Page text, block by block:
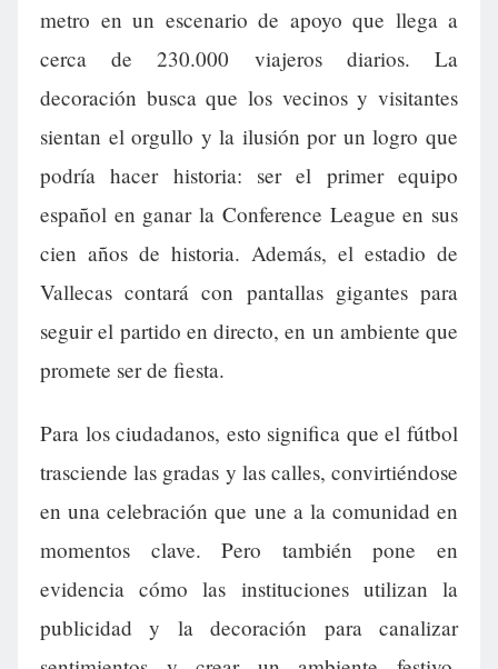
metro en un escenario de apoyo que llega a
cerca de 230.000 viajeros diarios. La
decoración busca que los vecinos y visitantes
sientan el orgullo y la ilusión por un logro que
podría hacer historia: ser el primer equipo
español en ganar la Conference League en sus
cien años de historia. Además, el estadio de
Vallecas contará con pantallas gigantes para
seguir el partido en directo, en un ambiente que
promete ser de fiesta.
Para los ciudadanos, esto significa que el fútbol
trasciende las gradas y las calles, convirtiéndose
en una celebración que une a la comunidad en
momentos clave. Pero también pone en
evidencia cómo las instituciones utilizan la
publicidad y la decoración para canalizar